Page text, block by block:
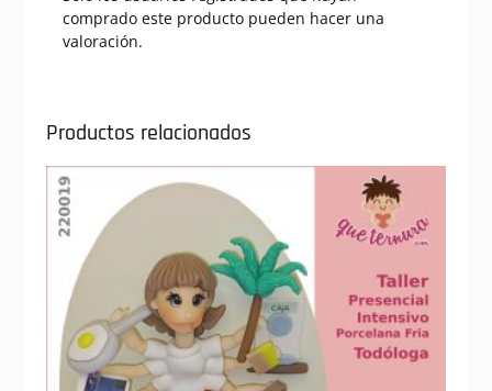
comprado este producto pueden hacer una
valoración.
Productos relacionados